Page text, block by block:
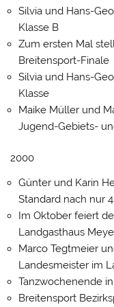
Silvia und Hans-
Klasse B
Zum ersten Mal
Breitensport-Finale
Silvia und Hans-
Klasse
Maike Müller und
Jugend-Gebiets-
2000
Günter und Karin
Standard nach nur
Im Oktober feiert
Landgasthaus
Marco Tegtmeier
Landesmeister im
Tanzwochenende
Breitensport